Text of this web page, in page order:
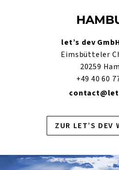
let’s dev
Eimsbütteler
20259
+49 40 60
ZUR LET’S DEV